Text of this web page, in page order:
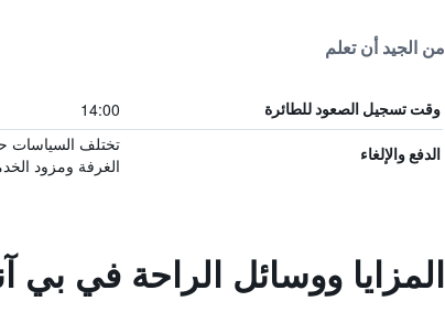
من الجيد أن تعلم
وقت تسجيل الصعود للطائرة 14:00
الدفع والإلغاء
تختلف
الغرفة ومزود
المزايا ووسائل الراحة في بي